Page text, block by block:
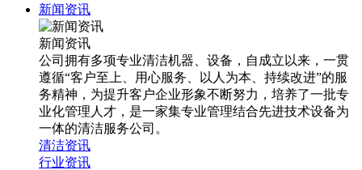
新闻资讯
新闻资讯
公司拥有多项专业清洁机器、设备，自成立以来，一贯
遵循“客户至上、用心服务、以人为本、持续改进”的服
务精神，为提升客户企业形象不断努力，培养了一批专
业化管理人才，是一家集专业管理结合先进技术设备为
一体的清洁服务公司。
清洁资讯
行业资讯